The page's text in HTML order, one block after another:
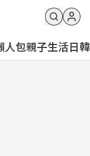
人包親子生活日韓